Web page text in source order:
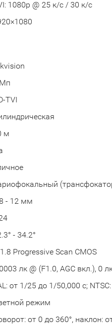
1080p @ 25 к/с / 30 к/с
TVI
м
- 12 мм
- 34.2°
Progressive Scan CMOS
лк @ (F1.0, AGC вкл.), 0
от 1/25 до 1/50,000 с;
режим
от 0 до 360°, наклон: